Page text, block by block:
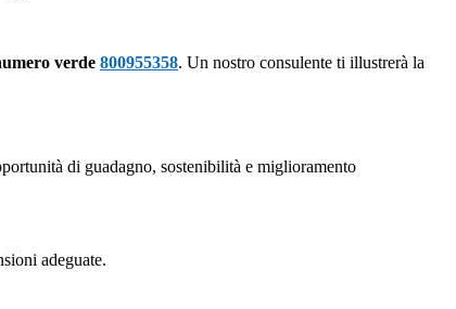
verde 800955358. Un nostro consulente ti illustrerà la
di guadagno, sostenibilità e miglioramento
adeguate.